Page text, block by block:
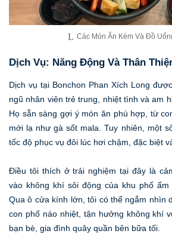
Các Món Ăn Kèm Và Đồ
Dịch Vụ: Năng Động Và Thân
Dịch vụ tại Bonchon Phan Xích Long
ngũ nhân viên trẻ trung, nhiệt tình và am
Họ sẵn sàng gợi ý món ăn phù hợp, từ
mới lạ như gà sốt mala. Tuy nhiên, một
tốc độ phục vụ đôi lúc hơi chậm, đặc biệt
Điều tôi thích ở trải nghiệm tại đây là
vào không khí sôi động của khu phố ẩm
Qua ô cửa kính lớn, tôi có thể ngắm nhìn
con phố náo nhiệt, tận hưởng không khí
bạn bè, gia đình quây quần bên bữa tối.